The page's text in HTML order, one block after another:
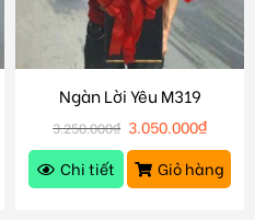
Ngàn Lời Yêu M319
3.250.000₫ 3.050.000₫
Chi tiết
Giỏ hàng